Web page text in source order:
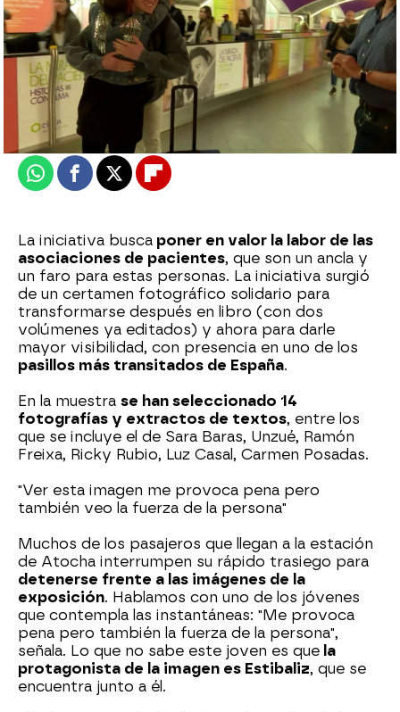
Laura Simón
Actualizado:
28 de marzo de 2023, 15:11
Publicado:
28 de marzo de 2023, 15:08
WhatsappFacebook
X Flipboard
La iniciativa busca poner en valor la labor de las
asociaciones de pacientes, que son un ancla y
un faro para estas personas. La iniciativa surgió
de un certamen fotográfico solidario para
transformarse después en libro (con dos
volúmenes ya editados) y ahora para darle
mayor visibilidad, con presencia en uno de los
pasillos más transitados de España.
En la muestra se han seleccionado 14
fotografías y extractos de textos, entre los
que se incluye el de Sara Baras, Unzué, Ramón
Freixa, Ricky Rubio, Luz Casal, Carmen Posadas.
"Ver esta imagen me provoca pena pero
también veo la fuerza de la persona"
Muchos de los pasajeros que llegan a la estación
de Atocha interrumpen su rápido trasiego para
detenerse frente a las imágenes de la
exposición. Hablamos con uno de los jóvenes
que contempla las instantáneas: "Me provoca
pena pero también la fuerza de la persona",
señala. Lo que no sabe este joven es que la
protagonista de la imagen es Estibaliz, que se
encuentra junto a él.